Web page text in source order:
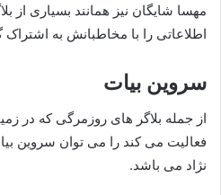
مهسا شایگان نیز همانند بسیاری از
اطلاعاتی را با مخاطبانش به
سروین بیات
از جمله بلاگر های روزمرگی که در
فعالیت می کند را می توان سروین
نژاد می باشد.